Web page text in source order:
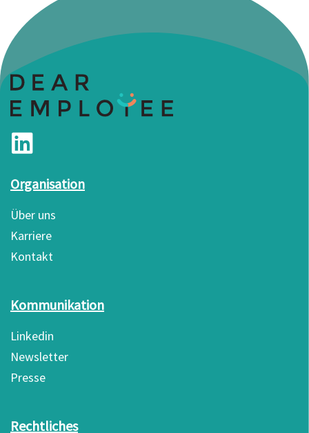
Organisation
Über uns
Karriere
Kontakt
Kommunikation
Linkedin
Newsletter
Presse
Rechtliches